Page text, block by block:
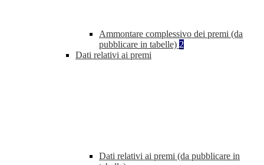
Ammontare complessivo dei premi (da
pubblicare in tabelle) 2
Dati relativi ai premi
Dati relativi ai premi (da pubblicare in